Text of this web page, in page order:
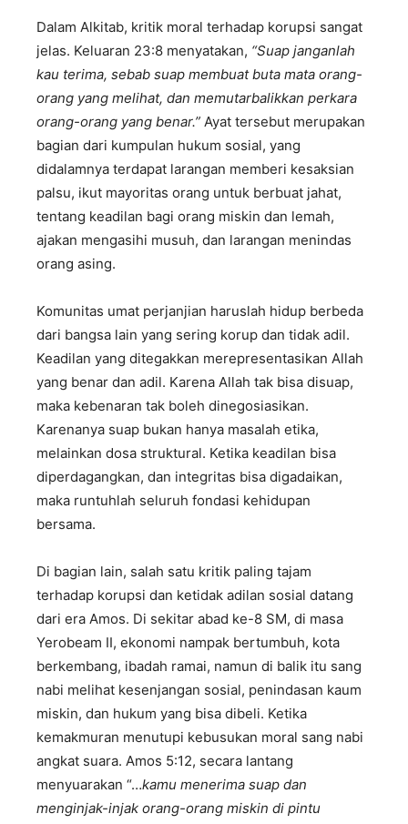
Dalam Alkitab, kritik moral terhadap korupsi sangat
jelas. Keluaran 23:8 menyatakan, “Suap janganlah
kau terima, sebab suap membuat buta mata orang-
orang yang melihat, dan memutarbalikkan perkara
orang-orang yang benar.” Ayat tersebut merupakan
bagian dari kumpulan hukum sosial, yang
didalamnya terdapat larangan memberi kesaksian
palsu, ikut mayoritas orang untuk berbuat jahat,
tentang keadilan bagi orang miskin dan lemah,
ajakan mengasihi musuh, dan larangan menindas
orang asing.
Komunitas umat perjanjian haruslah hidup berbeda
dari bangsa lain yang sering korup dan tidak adil.
Keadilan yang ditegakkan merepresentasikan Allah
yang benar dan adil. Karena Allah tak bisa disuap,
maka kebenaran tak boleh dinegosiasikan.
Karenanya suap bukan hanya masalah etika,
melainkan dosa struktural. Ketika keadilan bisa
diperdagangkan, dan integritas bisa digadaikan,
maka runtuhlah seluruh fondasi kehidupan
bersama.
Di bagian lain, salah satu kritik paling tajam
terhadap korupsi dan ketidak adilan sosial datang
dari era Amos. Di sekitar abad ke-8 SM, di masa
Yerobeam II, ekonomi nampak bertumbuh, kota
berkembang, ibadah ramai, namun di balik itu sang
nabi melihat kesenjangan sosial, penindasan kaum
miskin, dan hukum yang bisa dibeli. Ketika
kemakmuran menutupi kebusukan moral sang nabi
angkat suara. Amos 5:12, secara lantang
menyuarakan “…kamu menerima suap dan
menginjak-injak orang-orang miskin di pintu